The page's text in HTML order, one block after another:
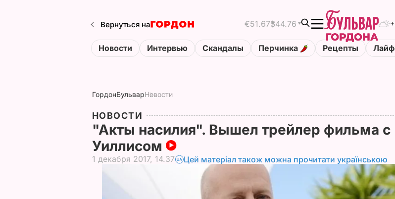
Вернуться на €51.67$44.76
Новости Интервью Скандалы Перчинка Рецепты
ГордонБульварНовости
НОВОСТИ
"Акты насилия". Вышел трейлер фильма с
Уиллисом
1 декабря 2017, 14.37 Цей матеріал також можна прочитати українською